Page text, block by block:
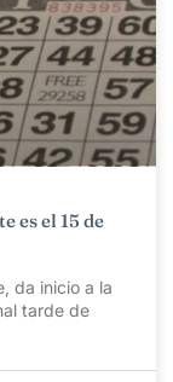
es el 15 de
da inicio a la
tarde de